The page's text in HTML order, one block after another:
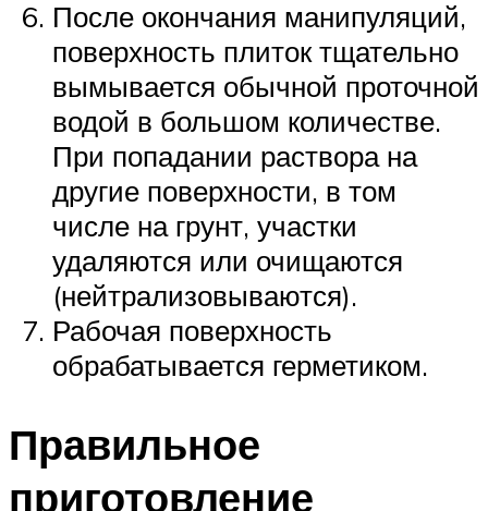
После окончания манипуляций,
поверхность плиток тщательно
вымывается обычной проточной
водой в большом количестве.
При попадании раствора на
другие поверхности, в том
числе на грунт, участки
удаляются или очищаются
(нейтрализовываются).
Рабочая поверхность
обрабатывается герметиком.
Правильное
приготовление